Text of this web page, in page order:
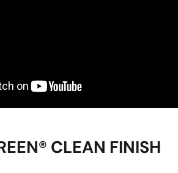
CLEAN FINISH